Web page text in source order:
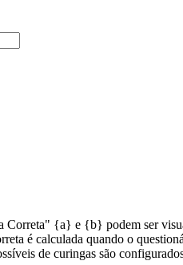
Correta" {a} e {b} podem ser
é calculada quando o
de curingas são